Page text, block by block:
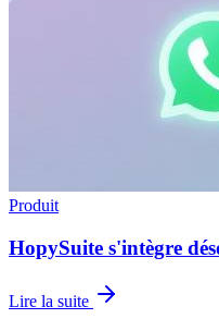
Produit
HopySuite s'intègre
Lire la suite